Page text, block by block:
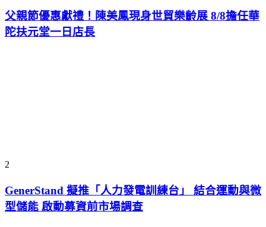
父親節優惠獻禮！陳美鳳現身世貿樂齡展 8/8擔任華
陀扶元堂一日店長
2
GenerStand 擬推「人力發電訓練台」 結合運動與微
型儲能 啟動募資前市場調查